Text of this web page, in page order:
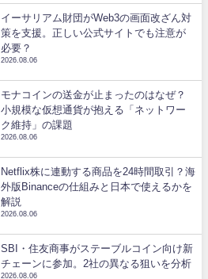
イーサリアム財団がWeb3の画面改ざん対
策を支援。正しい公式サイトでも注意が
必要？
2026.08.06
モナコインの送金が止まったのはなぜ？
小規模な仮想通貨が抱える「ネットワー
ク維持」の課題
2026.08.06
Netflix株に連動する商品を24時間取引？海
外版Binanceの仕組みと日本で使えるかを
解説
2026.08.06
SBI・住友商事がステーブルコイン向け新
チェーンに参加。2社の異なる狙いを分析
2026.08.06